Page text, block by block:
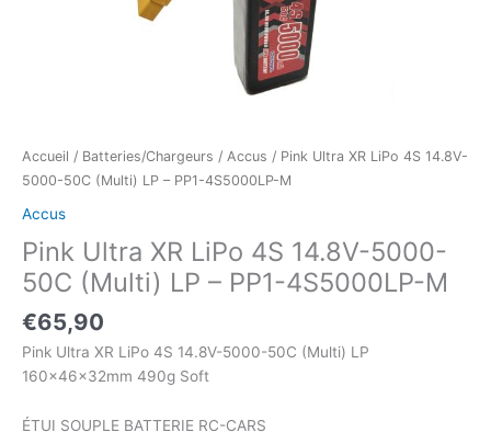
Accueil / Batteries/Chargeurs / Accus / Pink Ultra XR LiPo 4S 14.8V-
5000-50C (Multi) LP – PP1-4S5000LP-M
Accus
Pink Ultra XR LiPo 4S 14.8V-5000-
50C (Multi) LP – PP1-4S5000LP-M
€65,90
Pink Ultra XR LiPo 4S 14.8V-5000-50C (Multi) LP
160x46x32mm 490g Soft
ÉTUI SOUPLE BATTERIE RC-CARS